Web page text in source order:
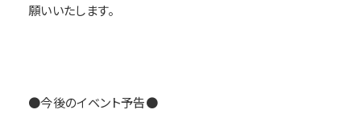
願いいたします。
●今後のイベント予告●